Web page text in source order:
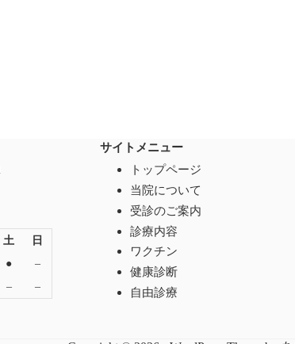
土
日
●
–
– –
サイトメニュー
トップページ
当院について
受診のご案内
診療内容
ワクチン
健康診断
自由診療